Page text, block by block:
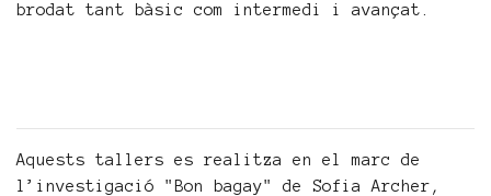
brodat tant bàsic com intermedi i avançat.
Aquests tallers es realitza en el marc de
l’investigació "Bon bagay" de Sofia Archer,